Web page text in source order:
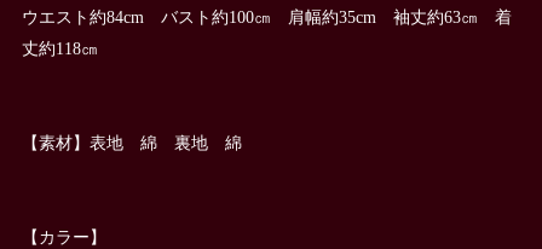
ウエスト約84cm バスト約100㎝ 肩幅約35cm 袖丈約63㎝ 着
丈約118㎝
【素材】表地 綿 裏地 綿
【カラー】